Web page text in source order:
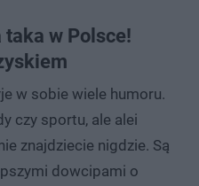
w Polsce!
w sobie wiele humoru.
czy sportu, ale alei
znajdziecie nigdzie. Są
dowcipami o